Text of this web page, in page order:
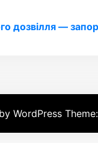
дозвілля —
WordPress